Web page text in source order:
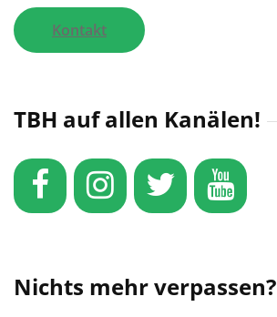
Kontakt
TBH auf allen Kanälen!
Nichts mehr verpassen?